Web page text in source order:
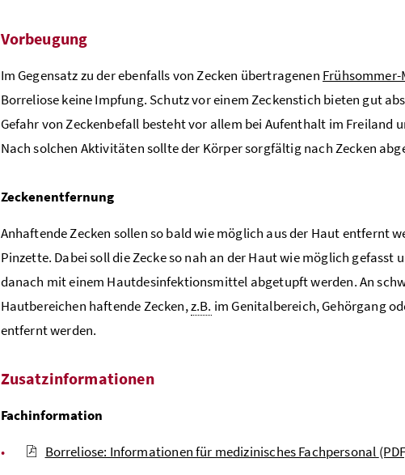
Vorbeugung
Im Gegensatz zu der ebenfalls von Zecken übertragenen Frühsommer-
Borreliose keine Impfung. Schutz vor einem Zeckenstich bieten gut
Gefahr von Zeckenbefall besteht vor allem bei Aufenthalt im Freiland
Nach solchen Aktivitäten sollte der Körper sorgfältig nach Zecken
Zeckenentfernung
Anhaftende Zecken sollen so bald wie möglich aus der Haut entfernt
Pinzette. Dabei soll die Zecke so nah an der Haut wie möglich
danach mit einem Hautdesinfektionsmittel abgetupft werden. An
Hautbereichen haftende Zecken,z.B. im Genitalbereich, Gehörgang
entfernt werden.
Zusatzinformationen
Fachinformation
Borreliose: Informationen für medizinisches Fachpersonal